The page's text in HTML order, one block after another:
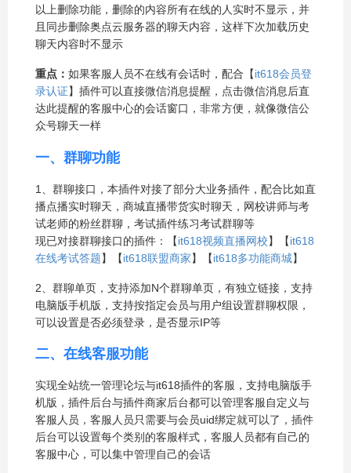
以上删除功能，删除的内容所有在线的人实时不显示，并
且同步删除奥点云服务器的聊天内容，这样下次加载历史
聊天内容时不显示
重点： 如果客服人员不在线有会话时，配合【it618会员登
录认证】插件可以直接微信消息提醒，点击微信消息后直
达此提醒的客服中心的会话窗口，非常方便，就像微信公
众号聊天一样
一、群聊功能
1、群聊接口，本插件对接了部分大业务插件，配合比如直
播点播实时聊天，商城直播带货实时聊天，网校讲师与考
试老师的粉丝群聊，考试插件练习考试群聊等
现已对接群聊接口的插件：【it618视频直播网校】【it618
在线考试答题】【it618联盟商家】【it618多功能商城】
2、群聊单页，支持添加N个群聊单页，有独立链接，支持
电脑版手机版，支持按指定会员与用户组设置群聊权限，
可以设置是否必须登录，是否显示IP等
二、在线客服功能
实现全站统一管理论坛与it618插件的客服，支持电脑版手
机版，插件后台与插件商家后台都可以管理客服自定义与
客服人员，客服人员只需要与会员uid绑定就可以了，插件
后台可以设置每个类别的客服样式，客服人员都有自己的
客服中心，可以集中管理自己的会话